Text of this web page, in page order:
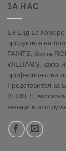
ЗА НАС
Би Енд Ес
продуктите на
PAINTS, боите
WILLIAMS, както
професионални
Представител за
BLOKES,
валяци и